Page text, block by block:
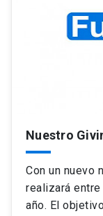
Nuestro
Con un nuevo
realizará
año. El